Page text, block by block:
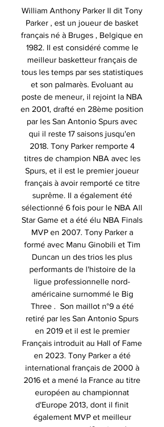
William Anthony Parker II dit Tony
Parker , est un joueur de basket
français né à Bruges , Belgique en
1982. Il est considéré comme le
meilleur basketteur français de
tous les temps par ses statistiques
et son palmarès. Evoluant au
poste de meneur, il rejoint la NBA
en 2001, drafté en 28ème position
par les San Antonio Spurs avec
qui il reste 17 saisons jusqu'en
2018. Tony Parker remporte 4
titres de champion NBA avecles
Spurs, et il est le premier joueur
français à avoir remporté ce titre
suprême. Il a également été
sélectionné 6 fois pour le NBA All
Star Game et a été élu NBA Finals
MVP en 2007. Tony Parkera
formé avec Manu Ginobili et Tim
Duncan un des trios les plus
performants de l'histoire de la
ligue professionnelle nord-
américaine surnommé le Big
Three . Son maillot n°9 a été
retiré par les San Antonio Spurs
en 2019 et il est le premier
Français introduit au Hall of Fame
en 2023. Tony Parker a été
international français de 2000 à
2016 et a mené la France au titre
européen au championnat
d'Europe 2013, dont il finit
également MVP et meilleur